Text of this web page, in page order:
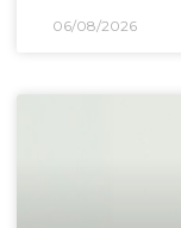
06/08/2026